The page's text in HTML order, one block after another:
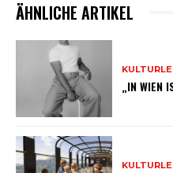
ÄHNLICHE ARTIKEL
„IN WIEN